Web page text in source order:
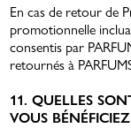
En cas de retour de
promotionnelle
consentis par
retournés à
11. QUELLES
VOUS